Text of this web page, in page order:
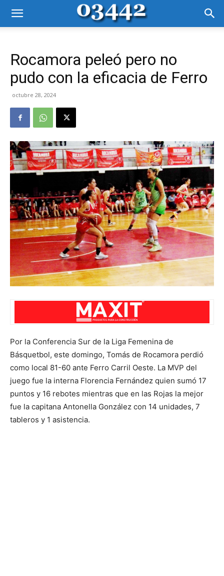
Rocamora peleó pero no
pudo con la eficacia de Ferro
octubre 28, 2024
Por la Conferencia Sur de la Liga Femenina de
Básquetbol, este domingo, Tomás de Rocamora perdió
como local 81-60 ante Ferro Carril Oeste. La MVP del
juego fue la interna Florencia Fernández quien sumó 17
puntos y 16 rebotes mientras que en las Rojas la mejor
fue la capitana Antonella González con 14 unidades, 7
tableros y 1 asistencia.